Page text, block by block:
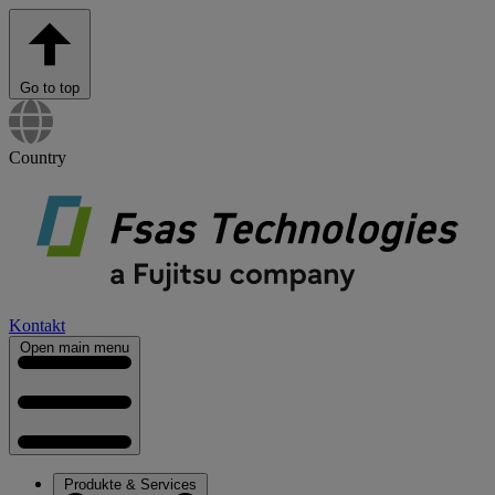
Go to top
Country
Kontakt
Open main menu
Produkte & Services